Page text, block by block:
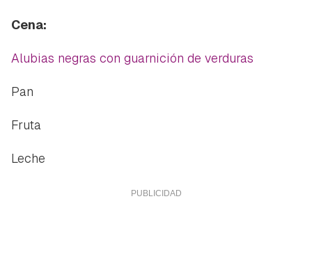
Cena:
Alubias negras con guarnición de verduras
Pan
Fruta
Leche